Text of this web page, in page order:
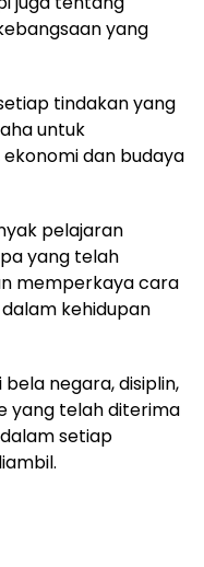
yang
tindakan yang
untuk
dan budaya
pelajaran
yang telah
memperkaya cara
kehidupan
negara, disiplin,
yang telah diterima
setiap